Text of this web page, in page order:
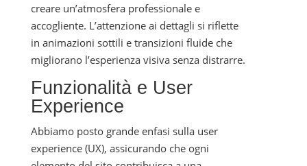
creare un’atmosfera professionale e
accogliente. L’attenzione ai dettagli si riflette
in animazioni sottili e transizioni fluide che
migliorano l’esperienza visiva senza distrarre.
Funzionalità e User
Experience
Abbiamo posto grande enfasi sulla user
experience (UX), assicurando che ogni